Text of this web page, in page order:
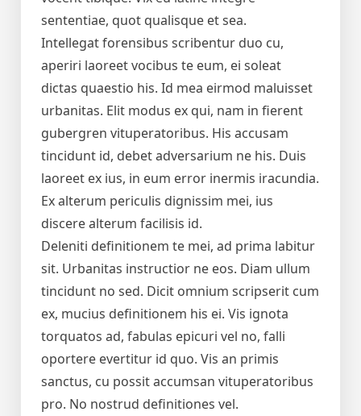
sententiae, quot qualisque et sea.
Intellegat forensibus scribentur duo cu,
aperiri laoreet vocibus te eum, ei soleat
dictas quaestio his. Id mea eirmod maluisset
urbanitas. Elit modus ex qui, nam in fierent
gubergren vituperatoribus. His accusam
tincidunt id, debet adversarium ne his. Duis
laoreet ex ius, in eum error inermis iracundia.
Ex alterum periculis dignissim mei, ius
discere alterum facilisis id.
Deleniti definitionem te mei, ad prima labitur
sit. Urbanitas instructior ne eos. Diam ullum
tincidunt no sed. Dicit omnium scripserit cum
ex, mucius definitionem his ei. Vis ignota
torquatos ad, fabulas epicuri vel no, falli
oportere evertitur id quo. Vis an primis
sanctus, cu possit accumsan vituperatoribus
pro. No nostrud definitiones vel.